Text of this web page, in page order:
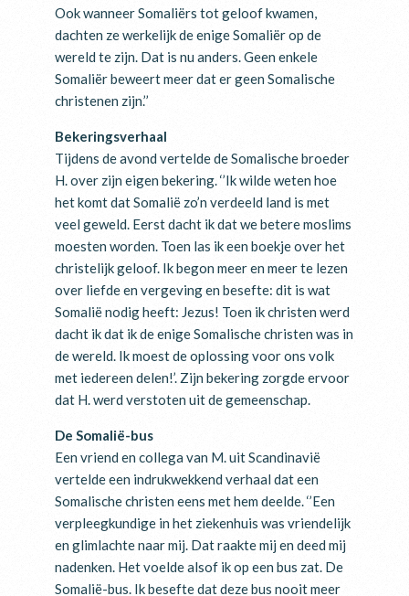
Ook wanneer Somaliërs tot geloof kwamen,
dachten ze werkelijk de enige Somaliër op de
wereld te zijn. Dat is nu anders. Geen enkele
Somaliër beweert meer dat er geen Somalische
christenen zijn.’’
Bekeringsverhaal
Tijdens de avond vertelde de Somalische broeder
H. over zijn eigen bekering. ‘’Ik wilde weten hoe
het komt dat Somalië zo’n verdeeld land is met
veel geweld. Eerst dacht ik dat we betere moslims
moesten worden. Toen las ik een boekje over het
christelijk geloof. Ik begon meer en meer te lezen
over liefde en vergeving en besefte: dit is wat
Somalië nodig heeft: Jezus! Toen ik christen werd
dacht ik dat ik de enige Somalische christen was in
de wereld. Ik moest de oplossing voor ons volk
met iedereen delen!’. Zijn bekering zorgde ervoor
dat H. werd verstoten uit de gemeenschap.
De Somalië-bus
Een vriend en collega van M. uit Scandinavië
vertelde een indrukwekkend verhaal dat een
Somalische christen eens met hem deelde. ‘’Een
verpleegkundige in het ziekenhuis was vriendelijk
en glimlachte naar mij. Dat raakte mij en deed mij
nadenken. Het voelde alsof ik op een bus zat. De
Somalië-bus. Ik besefte dat deze bus nooit meer